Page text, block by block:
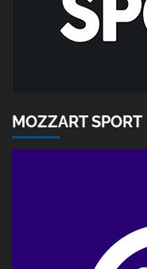
MOZZART SPORT